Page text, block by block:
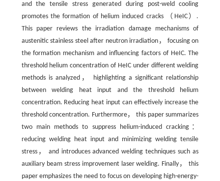
and the tensile stress generated during post-weld cooling
promotes the formation of helium induced cracks （HeIC）.
This paper reviews the irradiation damage mechanisms of
austenitic stainless steel after neutron irradiation， focusing on
the formation mechanism and influencing factors of HeIC. The
threshold helium concentration of HeIC under different welding
methods is analyzed， highlighting a significant relationship
between welding heat input and the threshold helium
concentration. Reducing heat input can effectively increase the
threshold concentration. Furthermore， this paper summarizes
two main methods to suppress helium-induced cracking：
reducing welding heat input and minimizing welding tensile
stress， and introduces advanced welding techniques such as
auxiliary beam stress improvement laser welding. Finally， this
paper emphasizes the need to focus on developing high-energy-